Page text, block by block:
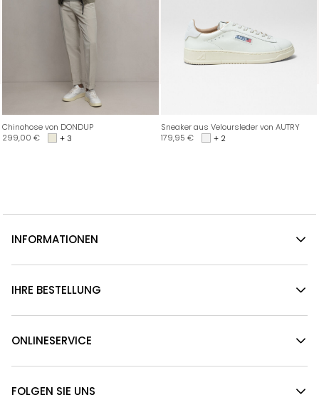
Chinohose von DONDUP
299,00 € + 3
Sneaker aus Veloursleder von AUTRY
179,95 € + 2
INFORMATIONEN
IHRE BESTELLUNG
ONLINESERVICE
FOLGEN SIE UNS